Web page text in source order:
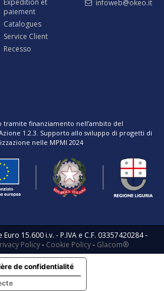
Expédition et
paiement
Catalogues
Service Client
Recesso
infoweb@okeo.it
tramite finanziamento nell’ambito del
Azione 1.2.3. Supporto allo sviluppo di progetti di
nelle MPMI 2024
15.600 i.v. - P.IVA e C.F. 03357420284 -
Policy- Cookie Policy- Glacom®
de confidentialité